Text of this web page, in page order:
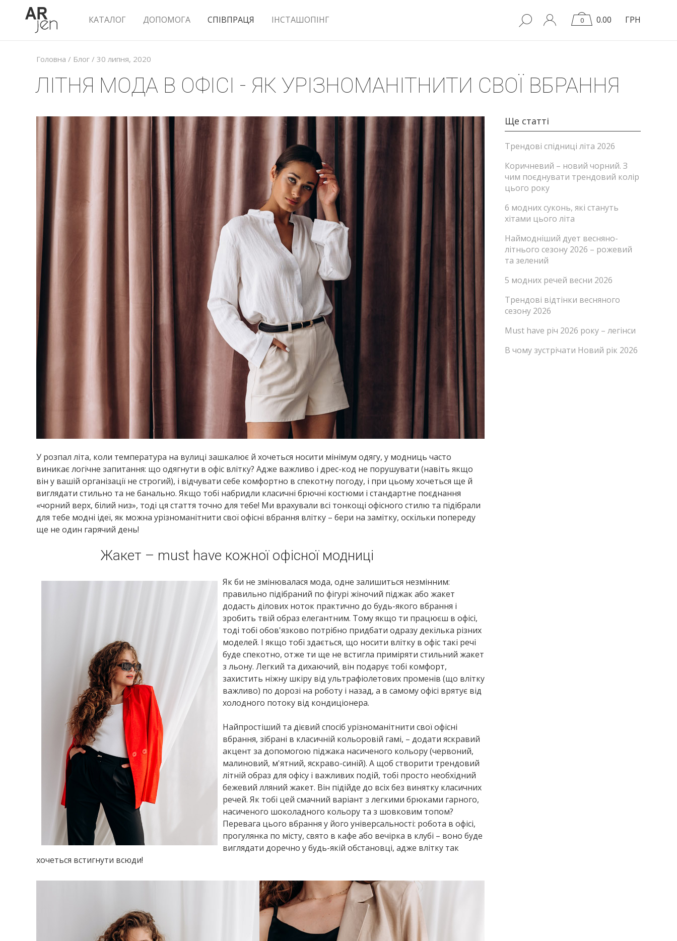
КАТАЛОГ ДОПОМОГА СПІВПРАЦЯ ІНСТАШОПІНГ 0 0.00 ГРН
Головна / Блог / 30 липня, 2020
ЛІТНЯ МОДА В ОФІСІ - ЯК УРІЗНОМАНІТНИТИ СВОЇ ВБРАННЯ
У розпал літа, коли температура на вулиці зашкалює й хочеться носити мінімум одягу, у модниць часто
виникає логічне запитання: що одягнути в офіс влітку? Адже важливо і дрес-код не порушувати (навіть якщо
він у вашій організації не строгий), і відчувати себе комфортно в спекотну погоду, і при цьому хочеться ще й
виглядати стильно та не банально. Якщо тобі набридли класичні брючні костюми і стандартне поєднання
«чорний верх, білий низ», тоді ця стаття точно для тебе! Ми врахували всі тонкощі офісного стилю та підібрали
для тебе модні ідеї, як можна урізноманітнити свої офісні вбрання влітку – бери на замітку, оскільки попереду
ще не один гарячий день!
Жакет – must have кожної офісної модниці
Як би не змінювалася мода, одне залишиться незмінним:
правильно підібраний по фігурі жіночий піджак або жакет
додасть ділових ноток практично до будь-якого вбрання і
зробить твій образ елегантним. Тому якщо ти працюєш в офісі,
тоді тобі обов'язково потрібно придбати одразу декілька різних
моделей. І якщо тобі здається, що носити влітку в офіс такі речі
буде спекотно, отже ти ще не встигла приміряти стильний жакет
з льону. Легкий та дихаючий, він подарує тобі комфорт,
захистить ніжну шкіру від ультрафіолетових променів (що влітку
важливо) по дорозі на роботу і назад, а в самому офісі врятує від
холодного потоку від кондиціонера.
Найпростіший та дієвий спосіб урізноманітнити свої офісні
вбрання, зібрані в класичній кольоровій гамі, – додати яскравий
акцент за допомогою піджака насиченого кольору (червоний,
малиновий, м'ятний, яскраво-синій). А щоб створити трендовий
літній образ для офісу і важливих подій, тобі просто необхідний
бежевий лляний жакет. Він підійде до всіх без винятку класичних
речей. Як тобі цей смачний варіант з легкими брюками гарного,
насиченого шоколадного кольору та з шовковим топом?
Перевага цього вбрання у його універсальності: робота в офісі,
прогулянка по місту, свято в кафе або вечірка в клубі – воно буде
виглядати доречно у будь-якій обстановці, адже влітку так
хочеться встигнути всюди!
Ще статті
Трендові спідниці літа 2026
Коричневий – новий чорний. З
чим поєднувати трендовий колір
цього року
6 модних суконь, які стануть
хітами цього літа
Наймодніший дует весняно-
літнього сезону 2026 – рожевий
та зелений
5 модних речей весни 2026
Трендові відтінки весняного
сезону 2026
Must have річ 2026 року – легінси
В чому зустрічати Новий рік 2026